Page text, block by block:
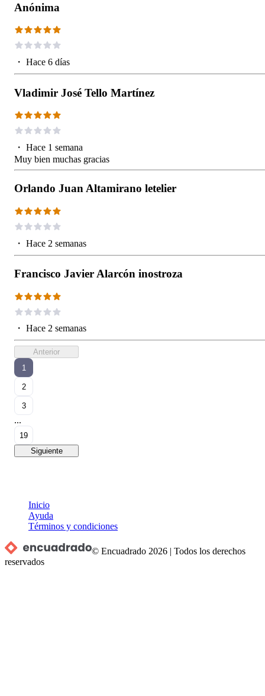
Anónima
・ Hace 6 días
Vladimir José Tello Martínez
・ Hace 1 semana
Muy bien muchas gracias
Orlando Juan Altamirano letelier
・ Hace 2 semanas
Francisco Javier Alarcón inostroza
・ Hace 2 semanas
Anterior
1
2
3
...
19
Siguiente
Inicio
Ayuda
Términos y condiciones
© Encuadrado 2026 |Todos los derechos
reservados